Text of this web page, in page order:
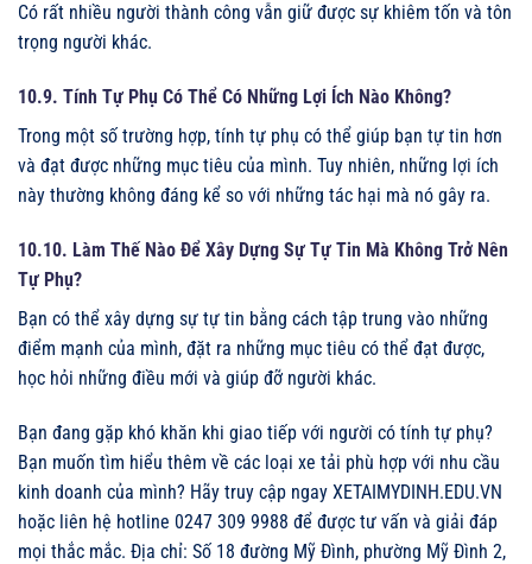
Có rất nhiều người thành công vẫn giữ được sự khiêm tốn và tôn
trọng người khác.
10.9. Tính Tự Phụ Có Thể Có Những Lợi Ích Nào Không?
Trong một số trường hợp, tính tự phụ có thể giúp bạn tự tin hơn
và đạt được những mục tiêu của mình. Tuy nhiên, những lợi ích
này thường không đáng kể so với những tác hại mà nó gây ra.
10.10. Làm Thế Nào Để Xây Dựng Sự Tự Tin Mà Không Trở Nên
Tự Phụ?
Bạn có thể xây dựng sự tự tin bằng cách tập trung vào những
điểm mạnh của mình, đặt ra những mục tiêu có thể đạt được,
học hỏi những điều mới và giúp đỡ người khác.
Bạn đang gặp khó khăn khi giao tiếp với người có tính tự phụ?
Bạn muốn tìm hiểu thêm về các loại xe tải phù hợp với nhu cầu
kinh doanh của mình? Hãy truy cập ngay XETAIMYDINH.EDU.VN
hoặc liên hệ hotline 0247 309 9988 để được tư vấn và giải đáp
mọi thắc mắc. Địa chỉ: Số 18 đường Mỹ Đình, phường Mỹ Đình 2,